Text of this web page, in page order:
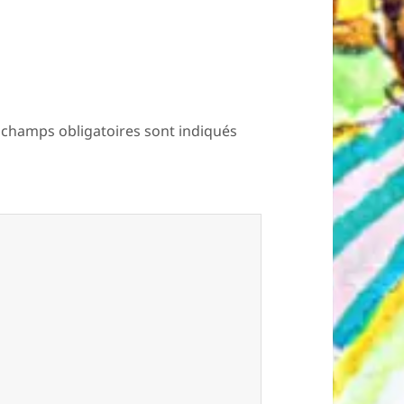
champs obligatoires sont indiqués